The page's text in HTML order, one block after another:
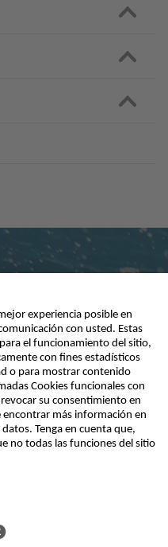
enviar